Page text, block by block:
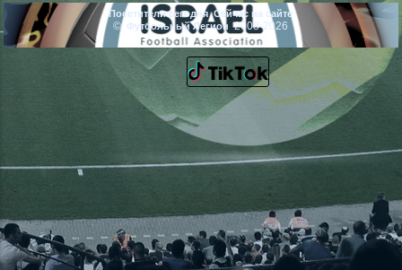
Посетители сегодня Сейчас на сайте
© Футбольный Легион 2008-2026